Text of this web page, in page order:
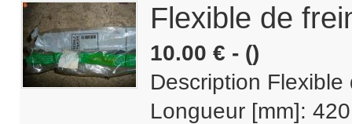
Flexible de
10.00 € - ()
Description
Longueur [mm]: